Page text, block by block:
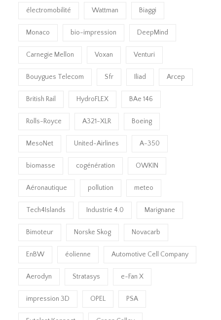
électromobilité Wattman Biaggi
Monaco bio-impression DeepMind
Carnegie Mellon Voxan Venturi
Bouygues Telecom Sfr Iliad Arcep
British Rail HydroFLEX BAe 146
Rolls-Royce A321-XLR Boeing
MesoNet United-Airlines A-350
biomasse cogénération OWKIN
Aéronautique pollution meteo
Tech4Islands Industrie 4.0 Marignane
Bimoteur Norske Skog Novacarb
EnBW éolienne Automotive Cell Company
Aerodyn Stratasys e-Fan X
impression 3D OPEL PSA